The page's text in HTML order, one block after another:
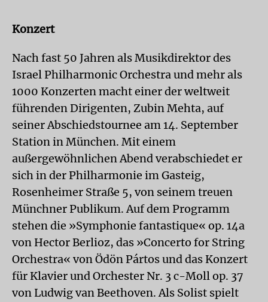
Konzert
Nach fast 50 Jahren als Musikdirektor des
Israel Philharmonic Orchestra und mehr als
1000 Konzerten macht einer der weltweit
führenden Dirigenten, Zubin Mehta, auf
seiner Abschiedstournee am 14. September
Station in München. Mit einem
außergewöhnlichen Abend verabschiedet er
sich in der Philharmonie im Gasteig,
Rosenheimer Straße 5, von seinem treuen
Münchner Publikum. Auf dem Programm
stehen die »Symphonie fantastique« op. 14a
von Hector Berlioz, das »Concerto for String
Orchestra« von Ödön Pártos und das Konzert
für Klavier und Orchester Nr. 3 c-Moll op. 37
von Ludwig van Beethoven. Als Solist spielt